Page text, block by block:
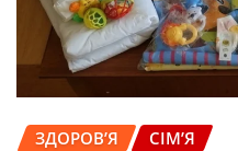
ЗДОРОВ’Я СІМ’Я